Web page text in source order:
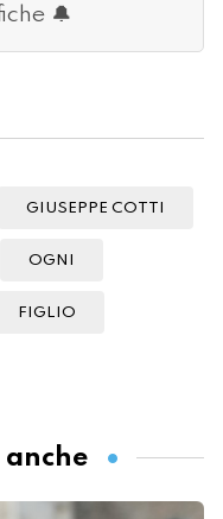
🔔
GIUSEPPE COTTI
OGNI
FIGLIO